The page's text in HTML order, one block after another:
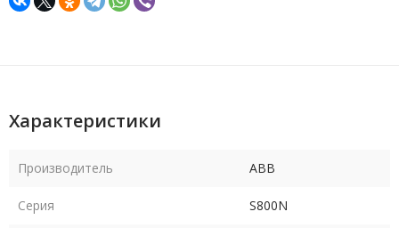
Характеристики
Производитель ABB
Серия S800N